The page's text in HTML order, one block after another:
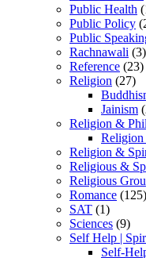
Public Health
Public Policy
Public
Rachnawali (3)
Reference (23)
Religion (27)
Jainism
Religion &
Religion
Religion &
Religious &
Religious
Romance (125)
SAT (1)
Sciences (9)
Self Help |
Self-